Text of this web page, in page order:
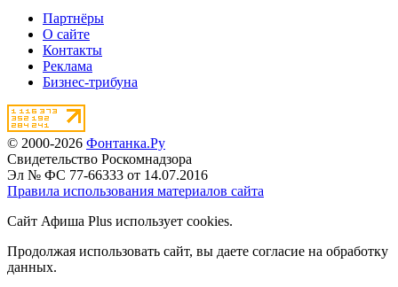
Партнёры
О сайте
Контакты
Реклама
Бизнес-трибуна
© 2000-2026 Фонтанка.Ру
Свидетельство Роскомнадзора
Эл № ФС 77-66333 от 14.07.2016
Правила использования материалов сайта
Сайт Афиша Plus использует cookies.
Продолжая использовать сайт, вы даете согласие на обработку
данных.